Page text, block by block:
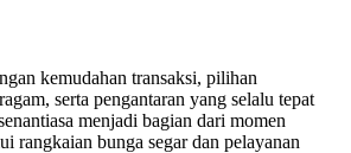
kemudahan transaksi, pilihan
serta pengantaran yang selalu tepat
menjadi bagian dari momen
rangkaian bunga segar dan pelayanan